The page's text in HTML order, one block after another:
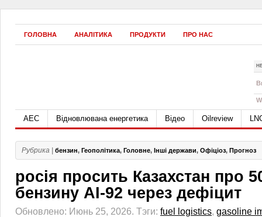
ГОЛОВНА АНАЛІТИКА ПРОДУКТИ ПРО НАС
АЕС Відновлювана енергетика Відео Oilreview
Рубрика | бензин, Геополітика, Головне, Інші держави, Офіціоз, Прогноз
росія просить Казахстан про
бензину АІ-92 через дефіцит
Обновлено: Июнь 25, 2026. Тэги: fuel logistics, gasoline